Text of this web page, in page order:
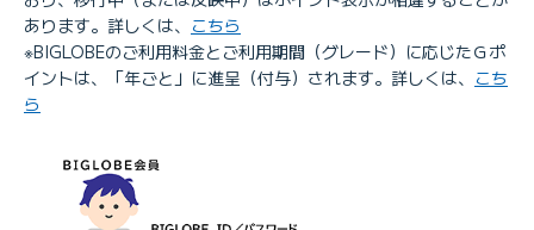
あります。詳しくは、 こちら
※BIGLOBEのご利用料金とご利用期間（グレード）に応じたＧポ
イントは、「年ごと」に進呈（付与）されます。詳しくは、 こち
ら